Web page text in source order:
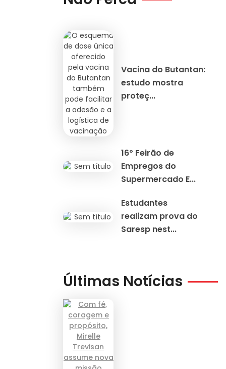
Vacina do Butantan:
estudo mostra
proteç...
16º Feirão de
Empregos do
Supermercado E...
Estudantes
realizam prova do
Saresp nest...
Últimas Notícias